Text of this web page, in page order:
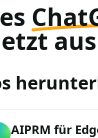
aus
AIPRM für